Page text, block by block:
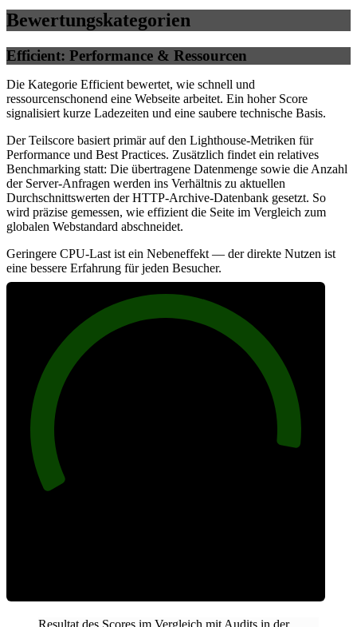
Bewertungskategorien
Efficient: Performance & Ressourcen
Die Kategorie Efficient bewertet, wie schnell und
ressourcenschonend eine Webseite arbeitet. Ein hoher Score
signalisiert kurze Ladezeiten und eine saubere technische Basis.
Der Teilscore basiert primär auf den Lighthouse-Metriken für
Performance und Best Practices. Zusätzlich findet ein relatives
Benchmarking statt: Die übertragene Datenmenge sowie die Anzahl
der Server-Anfragen werden ins Verhältnis zu aktuellen
Durchschnittswerten der HTTP-Archive-Datenbank gesetzt. So
wird präzise gemessen, wie effizient die Seite im Vergleich zum
globalen Webstandard abschneidet.
Geringere CPU-Last ist ein Nebeneffekt — der direkte Nutzen ist
eine bessere Erfahrung für jeden Besucher.
Resultat des Scores im Vergleich mit Audits in der